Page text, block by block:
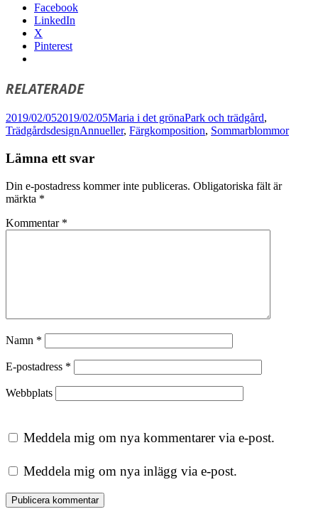
Facebook
LinkedIn
X
Pinterest
RELATERADE
Postat
2019/02/052019/02/05Författare
Maria i det grönaKategorier
Park och trädgård,
TrädgårdsdesignTaggar
Annueller, Färgkomposition, Sommarblommor
Lämna ett svar
Din e-postadress kommer inte publiceras. Obligatoriska fält är
märkta *
Kommentar *
Namn *
E-postadress *
Webbplats
Meddela mig om nya kommentarer via e-post.
Meddela mig om nya inlägg via e-post.